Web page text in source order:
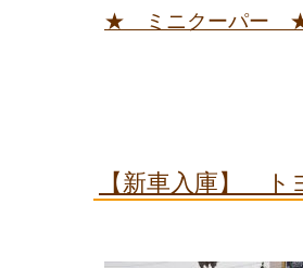
★ ミニクーパー
【新車入庫】